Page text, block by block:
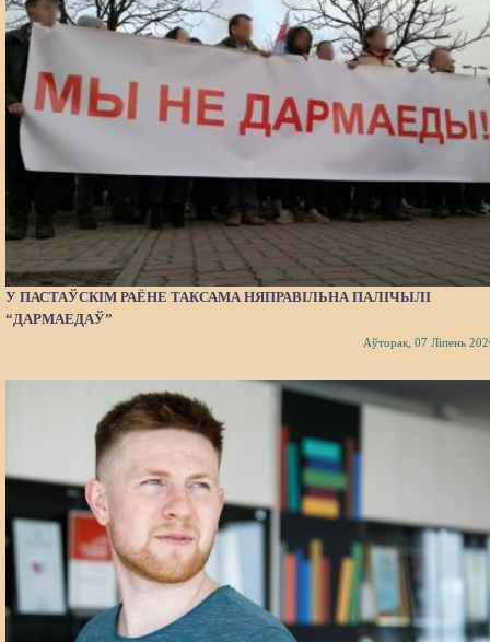
У ПАСТАЎСКІМ РАЁНЕ ТАКСАМА НЯПРАВІЛЬНА ПАЛІЧЫЛІ
“ДАРМАЕДАЎ”
Аўторак, 07 Ліпень